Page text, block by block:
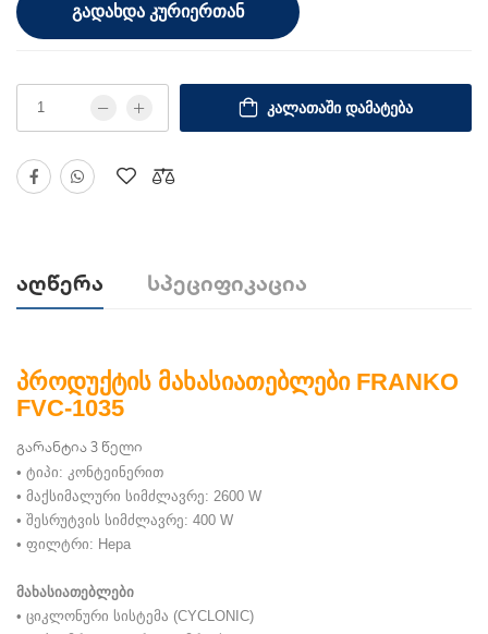
ᲒᲐᲓᲐᲮᲓᲐ ᲙᲣᲠᲘᲔᲠᲗᲐᲜ
ᲙᲐᲚᲐᲗᲐᲨᲘ ᲓᲐᲛᲐᲢᲔᲑᲐ
Აღწერა Სპეციფიკაცია
პროდუქტის მახასიათებლები FRANKO
FVC-1035
გარანტია 3 წელი
• ტიპი: კონტეინერით
• მაქსიმალური სიმძლავრე: 2600 W
• შესრუტვის სიმძლავრე: 400 W
• ფილტრი: Hepa
მახასიათებლები
• ციკლონური სისტემა (CYCLONIC)